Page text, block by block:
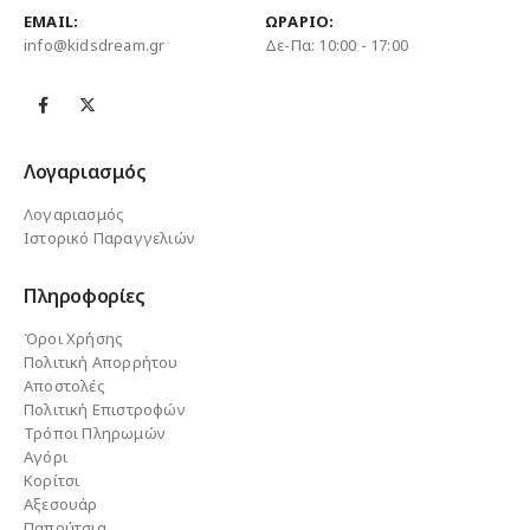
EMAIL:
info@kidsdream.gr
ΩΡΆΡΙΟ:
Δε-Πα: 10:00 - 17:00
Λογαριασμός
Λογαριασμός
Ιστορικό Παραγγελιών
Πληροφορίες
Όροι Χρήσης
Πολιτική Απορρήτου
Αποστολές
Πολιτική Επιστροφών
Τρόποι Πληρωμών
Αγόρι
Κορίτσι
Αξεσουάρ